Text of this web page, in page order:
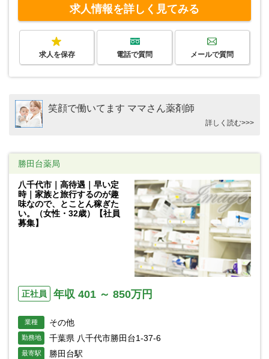
求人情報を詳しく見てみる
求人を保存 電話で質問 メールで質問
笑顔で働いてます ママさん薬剤師
詳しく読む>>>
勝田台薬局
八千代市｜高待遇｜早い定
時｜家族と旅行するのが趣
味なので、とことん稼ぎた
い。（女性・32歳）【社員
募集】
正社員 年収 401 ～ 850万円
業種 その他
勤務地 千葉県 八千代市勝田台1-37-6
最寄駅 勝田台駅